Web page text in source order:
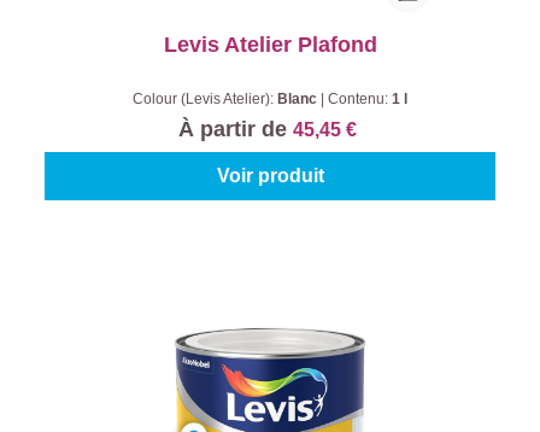
Levis Atelier Plafond
Colour (Levis Atelier): Blanc Contenu: 1 l
À partir de 45,45 €
Voir produit